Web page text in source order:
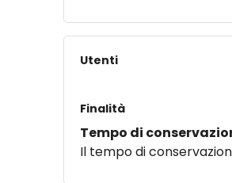
Utenti
Finalità
Tempo di
Il tempo di